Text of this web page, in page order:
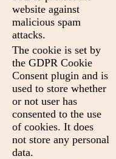
website against
malicious spam
attacks.
The cookie is set by
the GDPR Cookie
Consent plugin and is
used to store whether
or not user has
consented to the use
of cookies. It does
not store any personal
data.